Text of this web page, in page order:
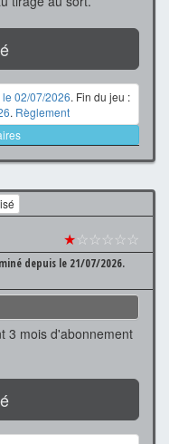
le 02/07/2026. Fin du jeu :
. Règlement
★☆☆☆☆☆
depuis le 21/07/2026.
3 mois d'abonnement